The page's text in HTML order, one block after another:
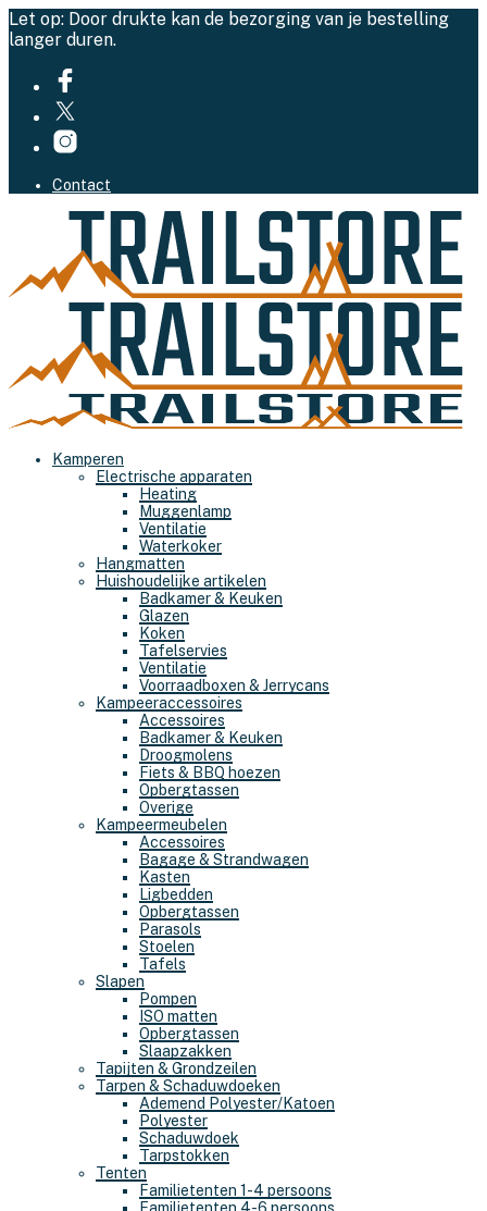
Let op: Door drukte kan de bezorging van je bestelling
langer duren.
Contact
Kamperen
Electrische apparaten
Heating
Muggenlamp
Ventilatie
Waterkoker
Hangmatten
Huishoudelijke artikelen
Badkamer & Keuken
Glazen
Koken
Tafelservies
Ventilatie
Voorraadboxen & Jerrycans
Kampeeraccessoires
Accessoires
Badkamer & Keuken
Droogmolens
Fiets & BBQ hoezen
Opbergtassen
Overige
Kampeermeubelen
Accessoires
Bagage & Strandwagen
Kasten
Ligbedden
Opbergtassen
Parasols
Stoelen
Tafels
Slapen
Pompen
ISO matten
Opbergtassen
Slaapzakken
Tapijten & Grondzeilen
Tarpen & Schaduwdoeken
Ademend Polyester/Katoen
Polyester
Schaduwdoek
Tarpstokken
Tenten
Familietenten 1-4 persoons